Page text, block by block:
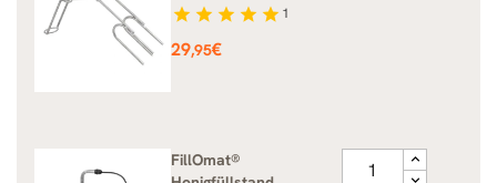
star star star star star 1
Preis
29,95€
FillOmat®